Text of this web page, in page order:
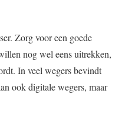
Zorg voor een goede
nog wel eens uitrekken,
In veel wegers bevindt
ook digitale wegers, maar